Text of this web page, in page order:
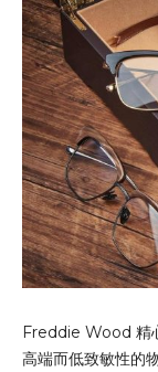
Freddie Wood 精
高端而低致敏性的